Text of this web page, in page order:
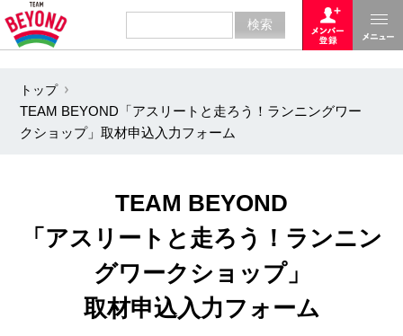
トップ
TEAM BEYOND「アスリートと走ろう！ランニングワー
クショップ」取材申込入力フォーム
TEAM BEYOND
「アスリートと走ろう！ランニン
グワークショップ」
取材申込入力フォーム